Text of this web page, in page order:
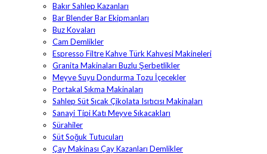
Bakır Sahlep Kazanları
Bar Blender Bar Ekipmanları
Buz Kovaları
Cam Demlikler
Espresso Filtre Kahve Türk Kahvesi Makineleri
Granita Makinaları Buzlu Şerbetlikler
Meyve Suyu Dondurma Tozu İçecekler
Portakal Sıkma Makinaları
Sahlep Süt Sıcak Çikolata Isıtıcısı Makinaları
Sanayi Tipi Katı Meyve Sıkacakları
Sürahiler
Süt Soğuk Tutucuları
Çay Makinası Çay Kazanları Demlikler